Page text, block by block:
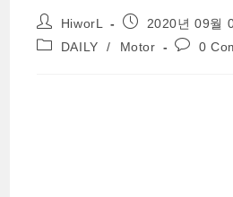
Post
author:
HiworL
Post
published:
2020년 09월
PostDAILY / Motor
Post0